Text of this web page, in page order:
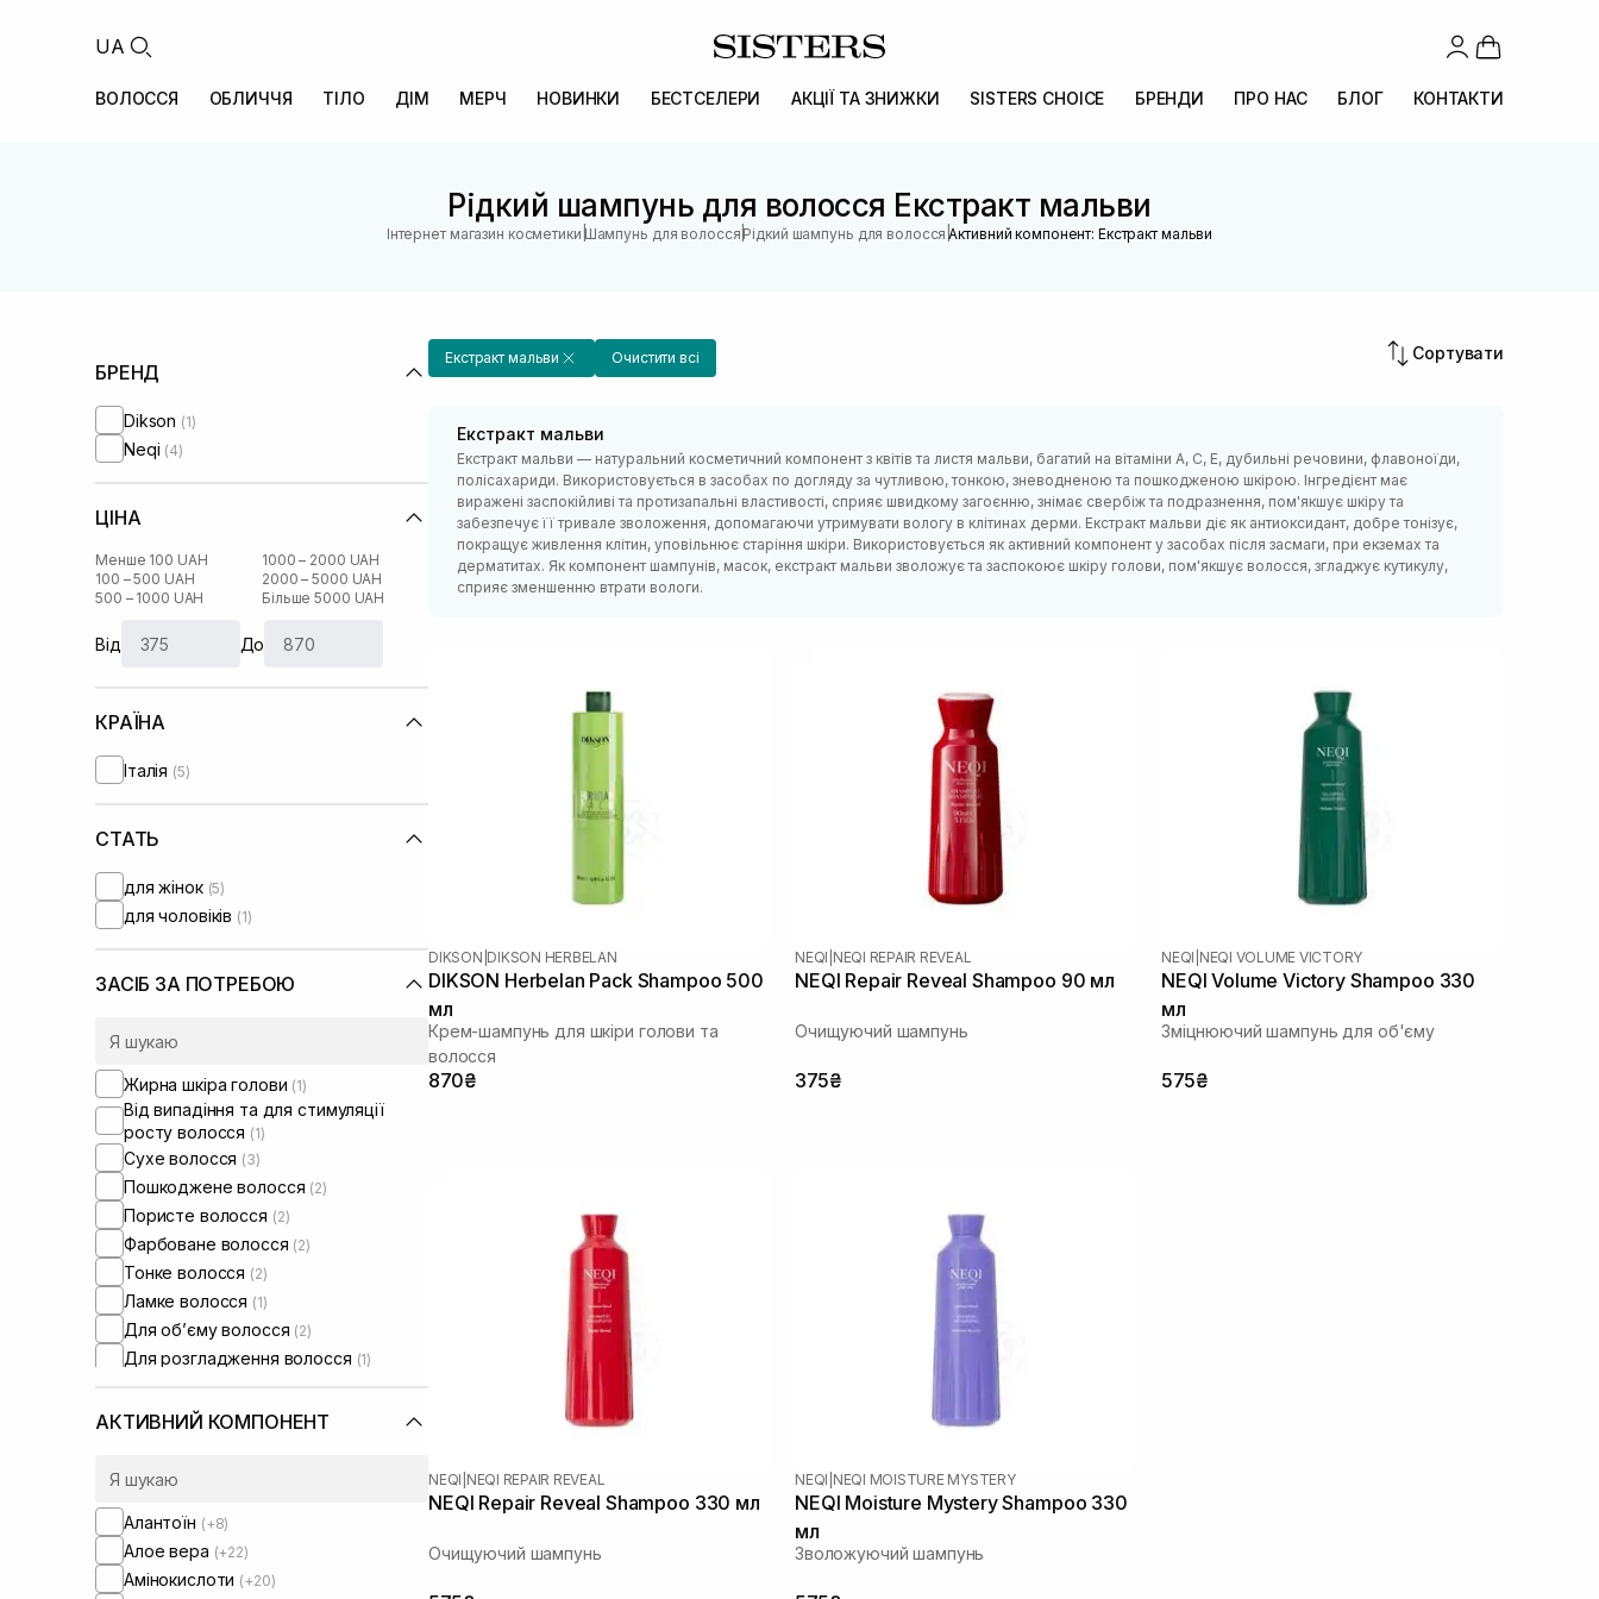
UA
ВОЛОССЯ ОБЛИЧЧЯ ТІЛО ДІМ МЕРЧ НОВИНКИ БЕСТСЕЛЕРИ АКЦІЇ ТА ЗНИЖКИ SISTERS CHOICE БРЕНДИ ПРО НАС БЛОГ КОНТАКТИ
Рідкий шампунь для волосся Екстракт мальви
Інтернет магазин косметики |Шампунь для волосся |Рідкий шампунь для волосся |Активний компонент: Екстракт мальви
БРЕНД
Dikson (1)
Neqi (4)
ЦІНА
Менше 100 UAH
100 – 500 UAH
500 – 1000 UAH
1000 – 2000 UAH
2000 – 5000 UAH
Більше 5000 UAH
Від До
КРАЇНА
Італія (5)
СТАТЬ
для жінок (5)
для чоловіків (1)
ЗАСІБ ЗА ПОТРЕБОЮ
Жирна шкіра голови (1)
Від випадіння та для стимуляції
росту волосся (1)
Сухе волосся (3)
Пошкоджене волосся (2)
Пористе волосся (2)
Фарбоване волосся (2)
Тонке волосся (2)
Ламке волосся (1)
Для обʼєму волосся (2)
Для розгладження волосся (1)
АКТИВНИЙ КОМПОНЕНТ
Алантоїн (+8)
Алое вера (+22)
Амінокислоти (+20)
Екстракт мальви Очистити всі Сортувати
Екстракт мальви
Екстракт мальви — натуральний косметичний компонент з квітів та листя мальви, багатий на вітаміни А, С, Е, дубильні речовини, флавоноїди,
полісахариди. Використовується в засобах по догляду за чутливою, тонкою, зневодненою та пошкодженою шкірою. Інгредієнт має
виражені заспокійливі та протизапальні властивості, сприяє швидкому загоєнню, знімає свербіж та подразнення, пом'якшує шкіру та
забезпечує її тривале зволоження, допомагаючи утримувати вологу в клітинах дерми. Екстракт мальви діє як антиоксидант, добре тонізує,
покращує живлення клітин, уповільнює старіння шкіри. Використовується як активний компонент у засобах після засмаги, при екземах та
дерматитах. Як компонент шампунів, масок, екстракт мальви зволожує та заспокоює шкіру голови, пом'якшує волосся, згладжує кутикулу,
сприяє зменшенню втрати вологи.
DIKSON DIKSON HERBELAN
DIKSON Herbelan Pack Shampoo 500
мл
Крем-шампунь для шкіри голови та
волосся
870₴
NEQI NEQI REPAIR REVEAL
NEQI Repair Reveal Shampoo 90 мл
Очищуючий шампунь
375₴
NEQI NEQI VOLUME VICTORY
NEQI Volume Victory Shampoo 330
мл
Зміцнюючий шампунь для об'єму
575₴
NEQI NEQI REPAIR REVEAL
NEQI Repair Reveal Shampoo 330 мл
Очищуючий шампунь
NEQI NEQI MOISTURE MYSTERY
NEQI Moisture Mystery Shampoo 330
мл
Зволожуючий шампунь